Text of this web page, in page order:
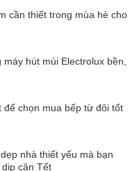
đặt ở 2 bên cạnh dưới
kệ tủ. Nếu tháo rời chân đế
tường giúp không gian
cần thiết trong mùa hè cho
hút mùi Electrolux bền,
để chọn mua bếp từ đôi tốt
nhà thiết yếu mà bạn
cận Tết